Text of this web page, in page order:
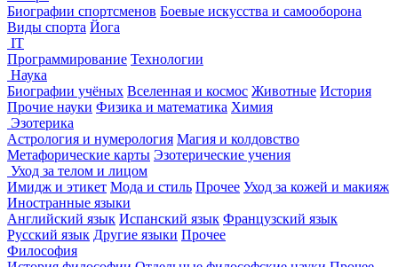
Биографии спортсменов Боевые искусства и самооборона
Виды спорта Йога
IT
Программирование Технологии
Наука
Биографии учёных Вселенная и космос Животные История
Прочие науки Физика и математика Химия
Эзотерика
Астрология и нумерология Магия и колдовство
Метафорические карты Эзотерические учения
Уход за телом и лицом
Имидж и этикет Мода и стиль Прочее Уход за кожей и макияж
Иностранные языки
Английский язык Испанский язык Французский язык
Русский язык Другие языки Прочее
Философия